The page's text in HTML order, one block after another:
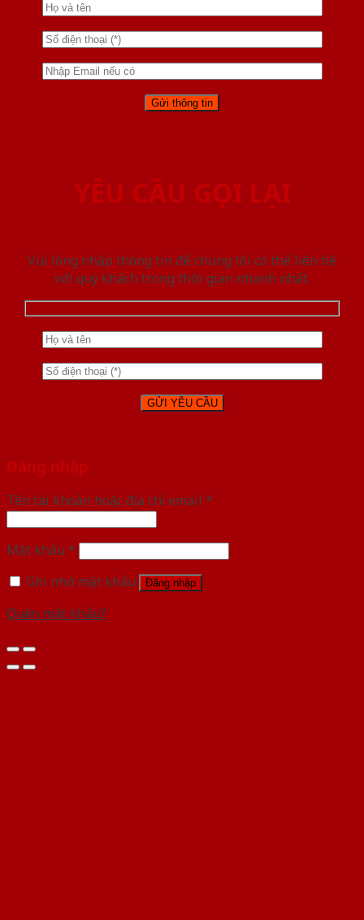
YÊU CẦU GỌI LẠI
Vui lòng nhập thông tin để chúng tôi có thể liên hệ
với quý khách trong thời gian nhanh nhất.
Đăng nhập
Tên tài khoản hoặc địa chỉ email *
Mật khẩu *
Ghi nhớ mật khẩu
Đăng nhập
Quên mật khẩu?